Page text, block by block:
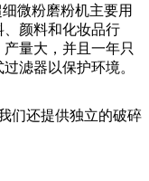
微粉磨粉机主要用
颜料和化妆品行
量大，并且一年只
滤器以保护环境。
们还提供独立的破碎